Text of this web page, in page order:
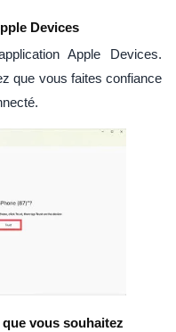
Devices
Apple Devices.
que vous faites confiance
vous souhaitez